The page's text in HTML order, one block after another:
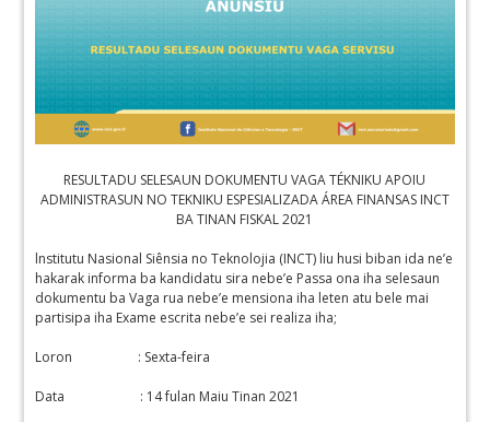
RESULTADU SELESAUN DOKUMENTU VAGA TÉKNIKU APOIU
ADMINISTRASUN NO TEKNIKU ESPESIALIZADA ÁREA FINANSAS INCT
BA TINAN FISKAL 2021
lnstitutu Nasional Siênsia no Teknolojia (INCT) liu husi biban ida ne’e
hakarak informa ba kandidatu sira nebe’e Passa ona iha selesaun
dokumentu ba Vaga rua nebe’e mensiona iha leten atu bele mai
partisipa iha Exame escrita nebe’e sei realiza iha;
Loron : Sexta-feira
Data : 14 fulan Maiu Tinan 2021